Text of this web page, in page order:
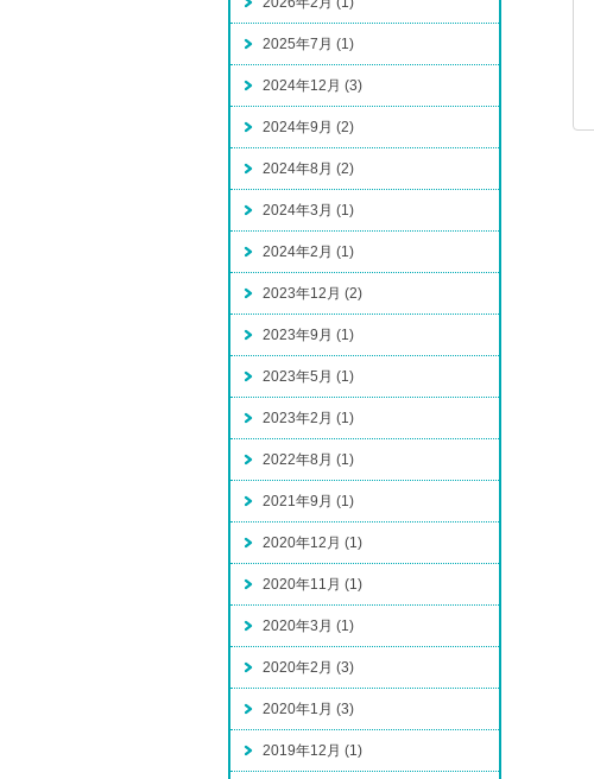
2025年7月 (1)
2024年12月 (3)
2024年9月 (2)
2024年8月 (2)
2024年3月 (1)
2024年2月 (1)
2023年12月 (2)
2023年9月 (1)
2023年5月 (1)
2023年2月 (1)
2022年8月 (1)
2021年9月 (1)
2020年12月 (1)
2020年11月 (1)
2020年3月 (1)
2020年2月 (3)
2020年1月 (3)
2019年12月 (1)